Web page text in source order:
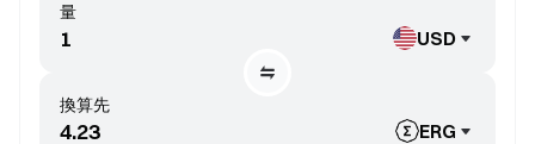
換算先
ERG
量
USD